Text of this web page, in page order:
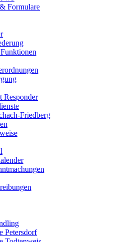
Formulare
Responder
Friedberg
Petersdorf